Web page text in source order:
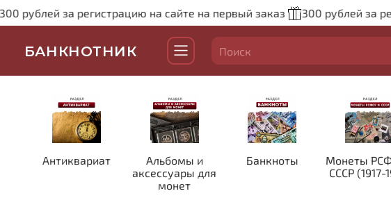
за регистрацию на сайте на первый заказ 300 рублей за
БАНКНОТНИК
Антиквариат
Альбомы и
аксессуары для
монет
Банкноты
Монеты
СССР (1917-